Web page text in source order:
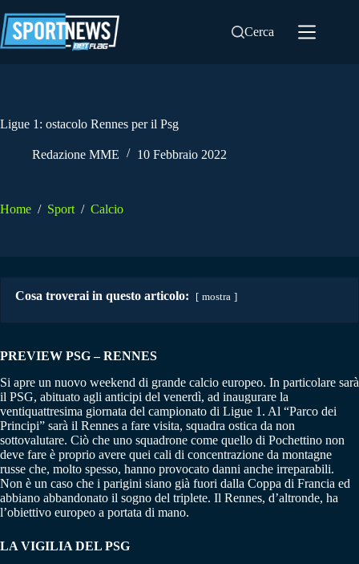
al
contenuto
Cerca
Ligue 1: ostacolo Rennes per il Psg
Redazione MME 10 Febbraio 2022
Home / Sport / Calcio
Cosa troverai in questo articolo: mostra
PREVIEW PSG – RENNES
Si apre un nuovo weekend di grande calcio europeo. In particolare sarà
il PSG, abituato agli anticipi del venerdì, ad inaugurare la
ventiquattresima giornata del campionato di Ligue 1. Al “Parco dei
Principi” sarà il Rennes a fare visita, squadra ostica da non
sottovalutare. Ciò che uno squadrone come quello di Pochettino non
deve fare è proprio avere quei cali di concentrazione da montagne
russe che, molto spesso, hanno provocato danni anche irreparabili.
Non è un caso che i parigini siano già fuori dalla Coppa di Francia ed
abbiano abbandonato il sogno del triplete. Il Rennes, d’altronde, ha
l’obiettivo europeo a portata di mano.
LA VIGILIA DEL PSG